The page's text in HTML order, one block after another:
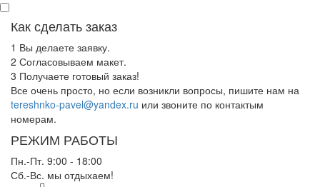
Как сделать заказ
1 Вы делаете заявку.
2 Согласовываем макет.
3 Получаете готовый заказ!
Все очень просто, но если возникли вопросы, пишите нам на
tereshnko-pavel@yandex.ru или звоните по контактым
номерам.
РЕЖИМ РАБОТЫ
Пн.-Пт. 9:00 - 18:00
Сб.-Вс. мы отдыхаем!